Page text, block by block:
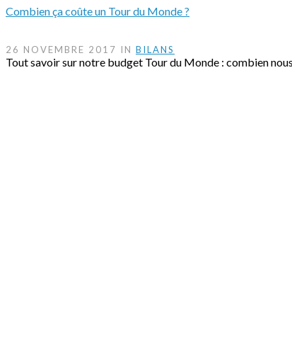
Combien ça coûte un Tour du Monde ?
26 NOVEMBRE 2017 IN BILANS
Tout savoir sur notre budget Tour du Monde : combien